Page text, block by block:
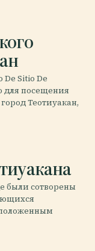
Sitio De
для посещения
Теотиуакан,
были сотворены